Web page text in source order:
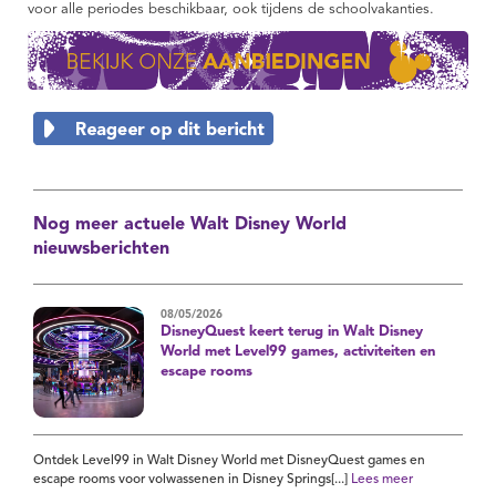
voor alle periodes beschikbaar, ook tijdens de schoolvakanties.
Nog meer actuele Walt Disney World
nieuwsberichten
08/05/2026
DisneyQuest keert terug in Walt Disney
World met Level99 games, activiteiten en
escape rooms
Ontdek Level99 in Walt Disney World met DisneyQuest games en
escape rooms voor volwassenen in Disney Springs[...]
Lees meer